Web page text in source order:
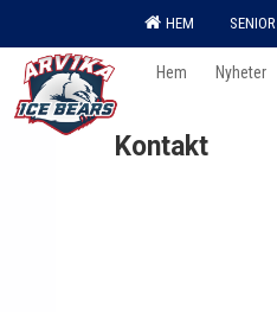
HEM SENIOR
Hem Nyheter
Kontakt